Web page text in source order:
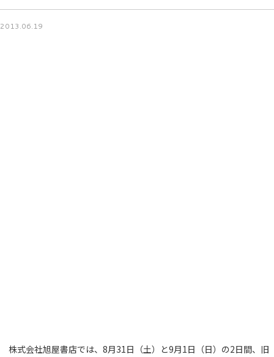
2013.06.19
株式会社旭屋書店では、8月31日（土）と9月1日（日）の2日間、旧